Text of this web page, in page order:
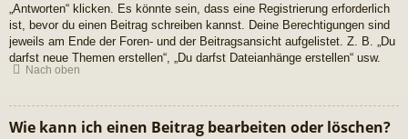
„Antworten“ klicken. Es könnte sein, dass eine Registrierung erforderlich
ist, bevor du einen Beitrag schreiben kannst. Deine Berechtigungen sind
jeweils am Ende der Foren- und der Beitragsansicht aufgelistet. Z. B. „Du
darfst neue Themen erstellen“, „Du darfst Dateianhänge erstellen“ usw.
Nach oben
Wie kann ich einen Beitrag bearbeiten oder löschen?